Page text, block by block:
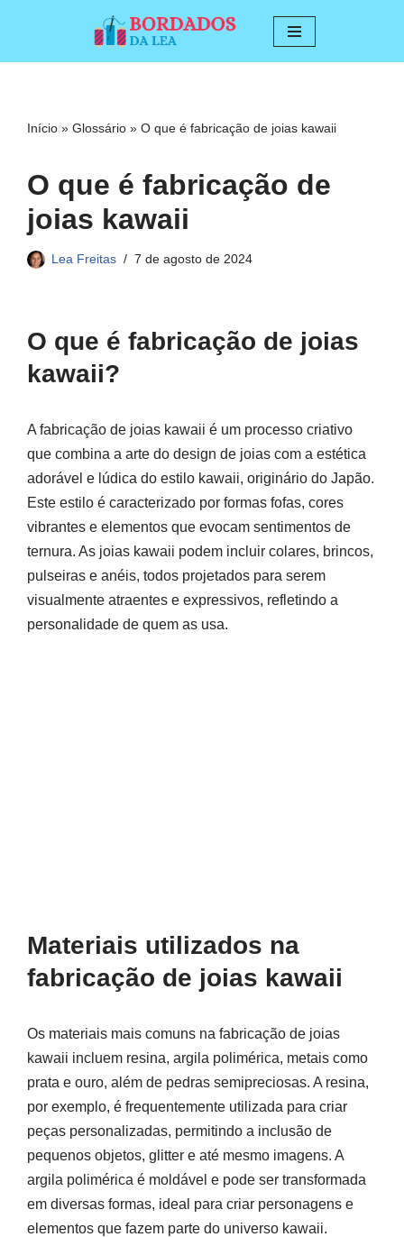
conteúdo
Início » Glossário » O que é fabricação de joias kawaii
O que é fabricação de
joias kawaii
Lea Freitas 7 de agosto de 2024
O que é fabricação de joias
kawaii?
A fabricação de joias kawaii é um processo criativo
que combina a arte do design de joias com a estética
adorável e lúdica do estilo kawaii, originário do Japão.
Este estilo é caracterizado por formas fofas, cores
vibrantes e elementos que evocam sentimentos de
ternura. As joias kawaii podem incluir colares, brincos,
pulseiras e anéis, todos projetados para serem
visualmente atraentes e expressivos, refletindo a
personalidade de quem as usa.
Materiais utilizados na
fabricação de joias kawaii
Os materiais mais comuns na fabricação de joias
kawaii incluem resina, argila polimérica, metais como
prata e ouro, além de pedras semipreciosas. A resina,
por exemplo, é frequentemente utilizada para criar
peças personalizadas, permitindo a inclusão de
pequenos objetos, glitter e até mesmo imagens. A
argila polimérica é moldável e pode ser transformada
em diversas formas, ideal para criar personagens e
elementos que fazem parte do universo kawaii.